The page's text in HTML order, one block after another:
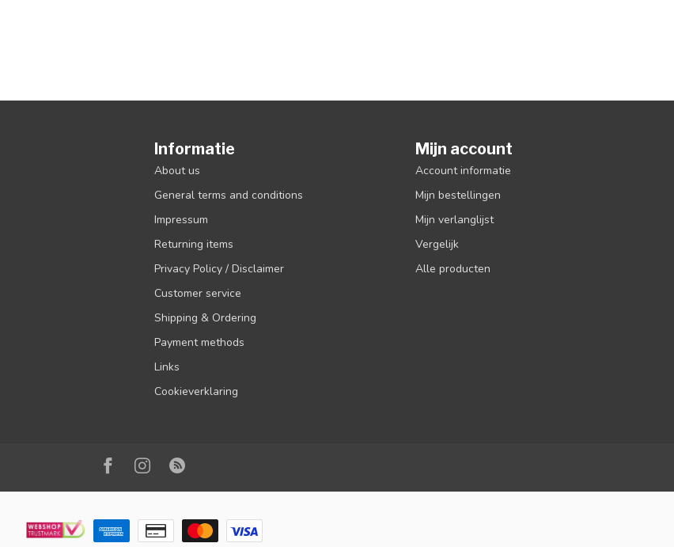
Informatie
About us
General terms and conditions
Impressum
Returning items
Privacy Policy / Disclaimer
Customer service
Shipping & Ordering
Payment methods
Links
Cookieverklaring
Mijn account
Account informatie
Mijn bestellingen
Mijn verlanglijst
Vergelijk
Alle producten